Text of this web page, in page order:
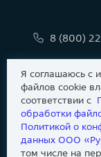
8 (800)
Я соглашаюсь с
файлов cookie
соответствии с
обработки
Политикой о
данных ООО
том числе на